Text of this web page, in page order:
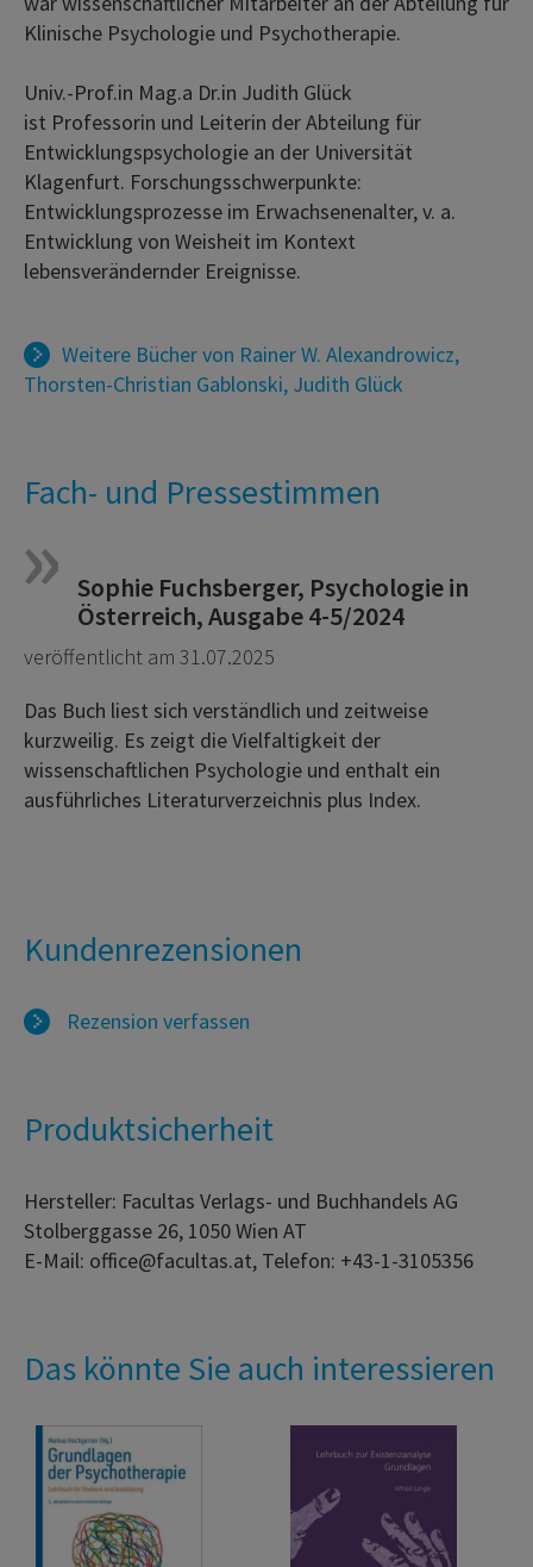
Klinische Psychologie und Psychotherapie.
Univ.-Prof.in Mag.a Dr.in Judith Glück
ist Professorin und Leiterin der Abteilung für
Entwicklungspsychologie an der Universität
Klagenfurt. Forschungsschwerpunkte:
Entwicklungsprozesse im Erwachsenenalter, v. a.
Entwicklung von Weisheit im Kontext
lebensverändernder Ereignisse.
Weitere Bücher von Rainer W. Alexandrowicz,
Thorsten-Christian Gablonski, Judith Glück
Fach- und Pressestimmen
Sophie Fuchsberger, Psychologie in
Österreich, Ausgabe 4-5/2024
veröffentlicht am 31.07.2025
Das Buch liest sich verständlich und zeitweise
kurzweilig. Es zeigt die Vielfaltigkeit der
wissenschaftlichen Psychologie und enthalt ein
ausführliches Literaturverzeichnis plus Index.
Kundenrezensionen
Rezension verfassen
Produktsicherheit
Hersteller: Facultas Verlags- und Buchhandels AG
Stolberggasse 26, 1050 Wien AT
E-Mail: office@facultas.at, Telefon: +43-1-3105356
Das könnte Sie auch interessieren